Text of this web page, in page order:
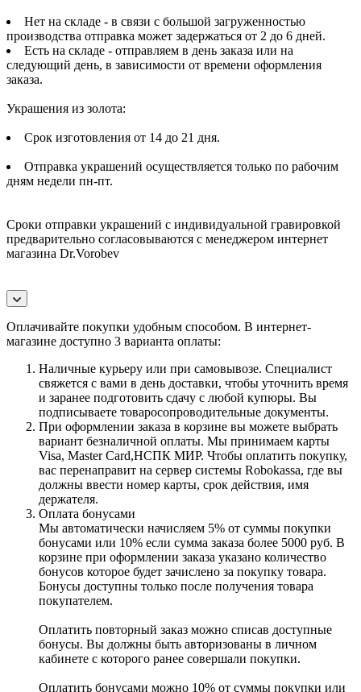
Нет на складе - в связи с большой загруженностью
производства отправка может задержаться от 2 до 6 дней.
Есть на складе - отправляем в день заказа или на
следующий день, в зависимости от времени оформления
заказа.
Украшения из золота:
Срок изготовления от 14 до 21 дня.
Отправка украшений осуществляется только по рабочим
дням недели пн-пт.
Сроки отправки украшений с индивидуальной гравировкой
предварительно согласовываются с менеджером интернет
магазина Dr.Vorobev
Оплачивайте покупки удобным способом. В интернет-
магазине доступно 3 варианта оплаты:
Наличные курьеру или при самовывозе. Специалист
свяжется с вами в день доставки, чтобы уточнить время
и заранее подготовить сдачу с любой купюры. Вы
подписываете товаросопроводительные документы.
При оформлении заказа в корзине вы можете выбрать
вариант безналичной оплаты. Мы принимаем карты
Visa, Master Card,НСПК МИР. Чтобы оплатить покупку,
вас перенаправит на сервер системы Robokassa, где вы
должны ввести номер карты, срок действия, имя
держателя.
Оплата бонусами
Мы автоматически начисляем 5% от суммы покупки
бонусами или 10% если сумма заказа более 5000 руб. В
корзине при оформлении заказа указано количество
бонусов которое будет зачислено за покупку товара.
Бонусы доступны только после получения товара
покупателем.
Оплатить повторный заказ можно списав доступные
бонусы. Вы должны быть авторизованы в личном
кабинете с которого ранее совершали покупки.
Оплатить бонусами можно 10% от суммы покупки или